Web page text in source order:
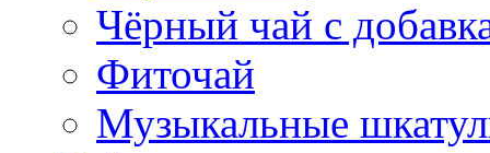
Чёрный чай с
Фиточай
Музыкальные